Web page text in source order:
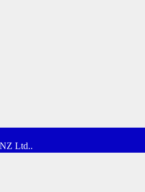
Ltd..